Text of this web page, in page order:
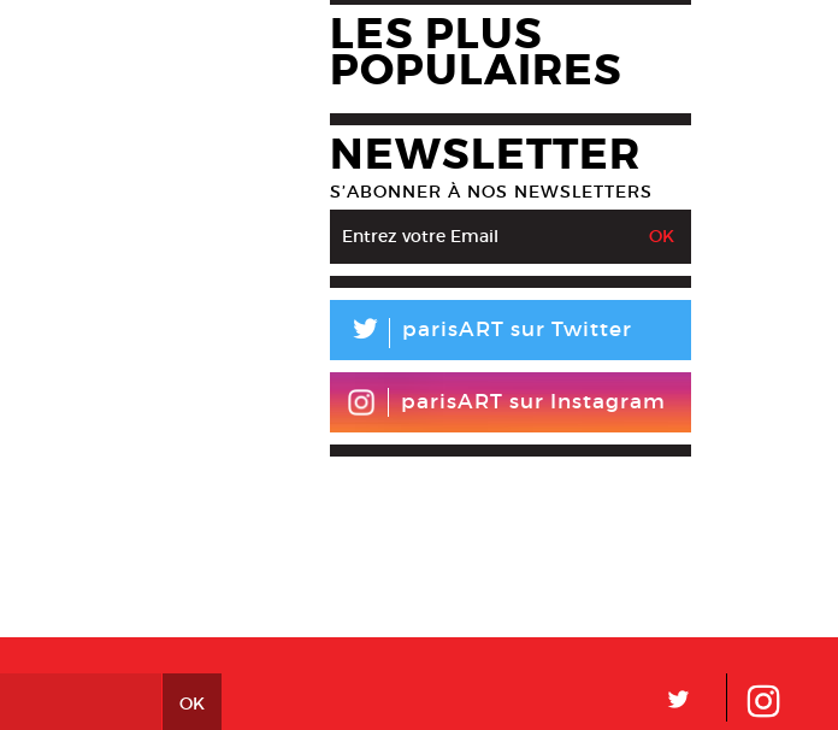
LES PLUS
POPULAIRES
NEWSLETTER
S’ABONNER À NOS NEWSLETTERS
L parisART sur Twitter
parisART sur Instagram
L